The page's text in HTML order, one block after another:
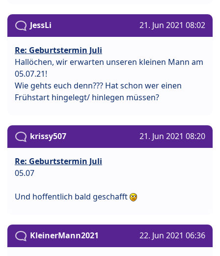
JessLi 21. Jun 2021 08:02
Re: Geburtstermin Juli
Hallöchen, wir erwarten unseren kleinen Mann am
05.07.21!
Wie gehts euch denn??? Hat schon wer einen
Frühstart hingelegt/ hinlegen müssen?
krissy507 21. Jun 2021 08:20
Re: Geburtstermin Juli
05.07
Und hoffentlich bald geschafft
KleinerMann2021 22. Jun 2021 06:36